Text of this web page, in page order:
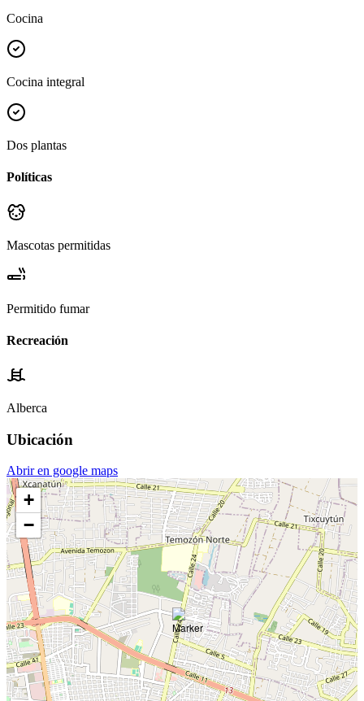
Cocina
Cocina integral
Dos plantas
Políticas
Mascotas permitidas
Permitido fumar
Recreación
Alberca
Ubicación
Abrir en google maps
+
−